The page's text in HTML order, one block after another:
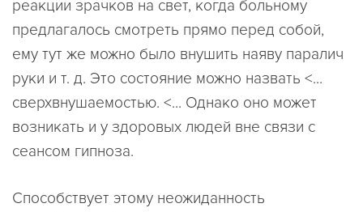
реакции зрачков на свет, когда больному
предлагалось смотреть прямо перед собой,
ему тут же можно было внушить наяву паралич
руки и т. д. Это состояние можно назвать <...
сверхвнушаемостью. <... Однако оно может
возникать и у здоровых людей вне связи с
сеансом гипноза.
Способствует этому неожиданность